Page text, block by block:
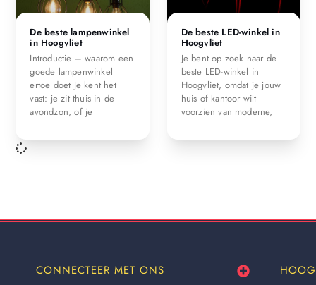
De beste lampenwinkel
in Hoogvliet
Introductie – waarom een
goede lampenwinkel
ertoe doet Je kent het
vast: je zit thuis in de
avondzon, of je
De beste LED-winkel in
Hoogvliet
Je bent op zoek naar de
beste LED-winkel in
Hoogvliet, omdat je jouw
huis of kantoor wilt
voorzien van moderne,
CONNECTEER MET ONS